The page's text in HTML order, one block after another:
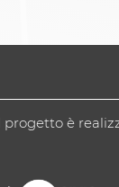
progetto è